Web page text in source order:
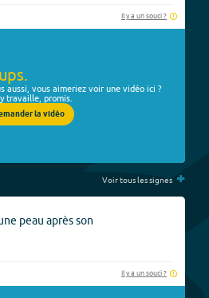
Il y a un souci ?
aussi, vous aimeriez voir une vidéo ici ?
travaille, promis.
la vidéo
Voir tous les signes +
peau après son
Il y a un souci ?